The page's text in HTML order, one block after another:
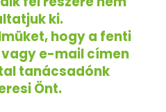
ki.
hogy a fenti
e-mail címen
tanácsadónk
Önt.